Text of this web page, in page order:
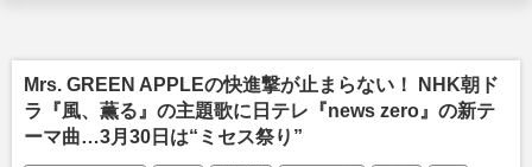
Mrs. GREEN APPLEの快進撃が止まらない！ NHK朝ド
ラ『風、薫る』の主題歌に日テレ『news zero』の新テ
ーマ曲…3月30日は“ミセス祭り”